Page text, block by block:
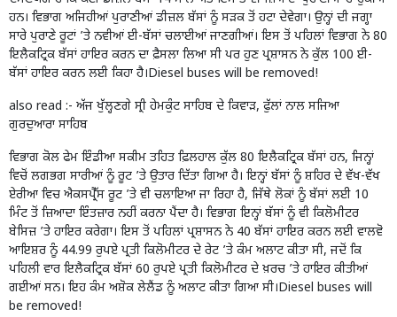
ਹਨ। ਵਿਭਾਗ ਅਜਿਹੀਆਂ ਪੁਰਾਣੀਆਂ ਡੀਜ਼ਲ ਬੱਸਾਂ ਨੂੰ ਸੜਕ ਤੋਂ ਹਟਾ ਦੇਵੇਗਾ। ਉਨ੍ਹਾਂ ਦੀ ਜਗ੍ਹਾ
ਸਾਰੇ ਪੁਰਾਣੇ ਰੂਟਾਂ ’ਤੇ ਨਵੀਆਂ ਈ-ਬੱਸਾਂ ਚਲਾਈਆਂ ਜਾਣਗੀਆਂ। ਇਸ ਤੋਂ ਪਹਿਲਾਂ ਵਿਭਾਗ ਨੇ 80
ਇਲੈਕਟ੍ਰਿਕ ਬੱਸਾਂ ਹਾਇਰ ਕਰਨ ਦਾ ਫ਼ੈਸਲਾ ਲਿਆ ਸੀ ਪਰ ਹੁਣ ਪ੍ਰਸ਼ਾਸਨ ਨੇ ਕੁੱਲ 100 ਈ-
ਬੱਸਾਂ ਹਾਇਰ ਕਰਨ ਲਈ ਕਿਹਾ ਹੈ।Diesel buses will be removed!
also read :- ਅੱਜ ਖੁੱਲ੍ਹਣਗੇ ਸ੍ਰੀ ਹੇਮਕੁੰਟ ਸਾਹਿਬ ਦੇ ਕਿਵਾੜ, ਫੁੱਲਾਂ ਨਾਲ ਸਜਿਆ
ਗੁਰਦੁਆਰਾ ਸਾਹਿਬ
ਵਿਭਾਗ ਕੋਲ ਫੇਮ ਇੰਡੀਆ ਸਕੀਮ ਤਹਿਤ ਫ਼ਿਲਹਾਲ ਕੁੱਲ 80 ਇਲੈਕਟ੍ਰਿਕ ਬੱਸਾਂ ਹਨ, ਜਿਨ੍ਹਾਂ
ਵਿਚੋਂ ਲਗਭਗ ਸਾਰੀਆਂ ਨੂੰ ਰੂਟ ’ਤੇ ਉਤਾਰ ਦਿੱਤਾ ਗਿਆ ਹੈ। ਇਨ੍ਹਾਂ ਬੱਸਾਂ ਨੂੰ ਸ਼ਹਿਰ ਦੇ ਵੱਖ-ਵੱਖ
ਏਰੀਆ ਵਿਚ ਐਕਸਪ੍ਰੈੱਸ ਰੂਟ ’ਤੇ ਵੀ ਚਲਾਇਆ ਜਾ ਰਿਹਾ ਹੈ, ਜਿੱਥੇ ਲੋਕਾਂ ਨੂੰ ਬੱਸਾਂ ਲਈ 10
ਮਿੰਟ ਤੋਂ ਜ਼ਿਆਦਾ ਇੰਤਜ਼ਾਰ ਨਹੀਂ ਕਰਨਾ ਪੈਂਦਾ ਹੈ। ਵਿਭਾਗ ਇਨ੍ਹਾਂ ਬੱਸਾਂ ਨੂੰ ਵੀ ਕਿਲੋਮੀਟਰ
ਬੇਸਿਜ਼ ’ਤੇ ਹਾਇਰ ਕਰੇਗਾ। ਇਸ ਤੋਂ ਪਹਿਲਾਂ ਪ੍ਰਸ਼ਾਸਨ ਨੇ 40 ਬੱਸਾਂ ਹਾਇਰ ਕਰਨ ਲਈ ਵਾਲਵੋ
ਆਇਸ਼ਰ ਨੂੰ 44.99 ਰੁਪਏ ਪ੍ਰਤੀ ਕਿਲੋਮੀਟਰ ਦੇ ਰੇਟ ’ਤੇ ਕੰਮ ਅਲਾਟ ਕੀਤਾ ਸੀ, ਜਦੋਂ ਕਿ
ਪਹਿਲੀ ਵਾਰ ਇਲੈਕਟ੍ਰਿਕ ਬੱਸਾਂ 60 ਰੁਪਏ ਪ੍ਰਤੀ ਕਿਲੋਮੀਟਰ ਦੇ ਖ਼ਰਚ ’ਤੇ ਹਾਇਰ ਕੀਤੀਆਂ
ਗਈਆਂ ਸਨ। ਇਹ ਕੰਮ ਅਸ਼ੋਕ ਲੇਲੈਂਡ ਨੂੰ ਅਲਾਟ ਕੀਤਾ ਗਿਆ ਸੀ।Diesel buses will
be removed!